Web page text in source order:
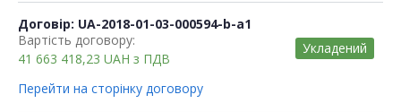
Договір: UA-2018-01-03-000594-b-a1
Вартість договору:
41 663 418,23 UAH з ПДВ
Укладений
Перейти на сторінку договору